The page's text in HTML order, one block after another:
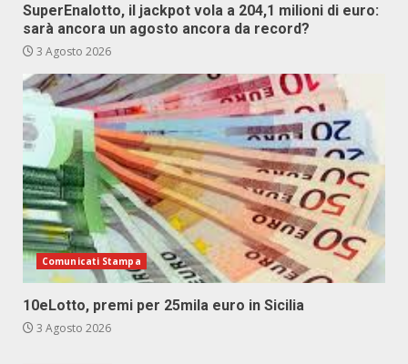
SuperEnalotto, il jackpot vola a 204,1 milioni di euro:
sarà ancora un agosto ancora da record?
3 Agosto 2026
Comunicati Stampa
10eLotto, premi per 25mila euro in Sicilia
3 Agosto 2026